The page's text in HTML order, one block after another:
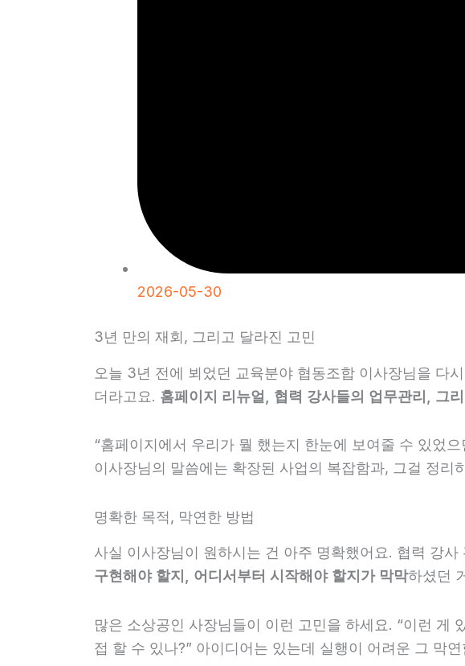
2026-05-30
3년 만의 재회, 그리고 달라진 고민
오늘 3년 전에 뵈었던 교육분야 협동조합 이사장님을 다
더라고요. 홈페이지 리뉴얼, 협력 강사들의 업무관리, 그
“홈페이지에서 우리가 뭘 했는지 한눈에 보여줄 수 있었
이사장님의 말씀에는 확장된 사업의 복잡함과, 그걸 정리
명확한 목적, 막연한 방법
사실 이사장님이 원하시는 건 아주 명확했어요. 협력 강
구현해야 할지, 어디서부터 시작해야 할지가 막막하셨던
많은 소상공인 사장님들이 이런 고민을 하세요. “이런 게
접 할 수 있나?” 아이디어는 있는데 실행이 어려운 그 막